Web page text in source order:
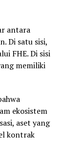
antara
Di satu sisi,
FHE. Di sisi
memiliki
ekosistem
aset yang
kontrak